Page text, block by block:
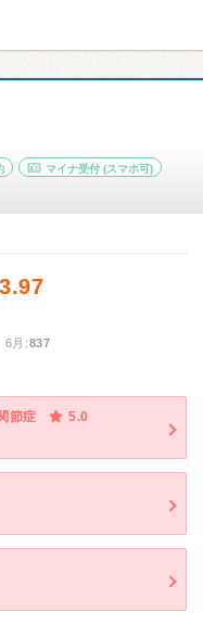
マイナ受付 (スマホ可)
3.97
月:837
節症
5.0